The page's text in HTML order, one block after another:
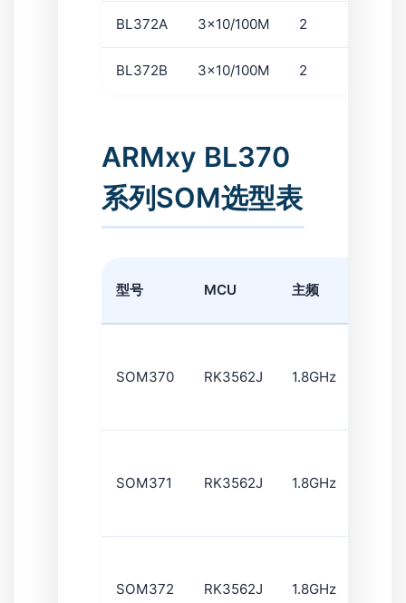
BL372A 3x10/100M 2
BL372B 3x10/100M 2
ARMxy BL370
系列SOM选型表
型号 MCU 主频
SOM370 RK3562J 1.8GHz
SOM371 RK3562J 1.8GHz
SOM372 RK3562J 1.8GHz